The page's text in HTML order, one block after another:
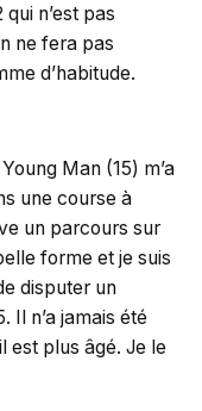
n’est pas
ne fera pas
d’habitude.
Young Man (15) m’a
une course à
un parcours sur
forme et je suis
disputer un
Il n’a jamais été
est plus âgé. Je le